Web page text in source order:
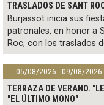
TRASLADOS DE SANT
Burjassot inicia sus
patronales, en honor a
Roc, con los traslados
05/08/2026 - 09/08/2026
TERRAZA DE VERANO.
"EL ÚLTIMO MONO"